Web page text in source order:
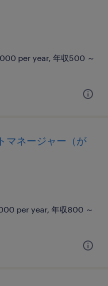
per year, 年収500 ～
マネージャー（が
per year, 年収800 ～